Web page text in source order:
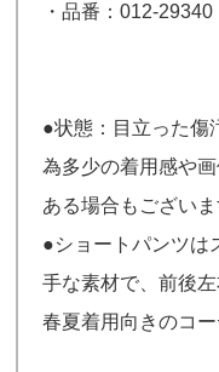
・品番：012-29340
●状態：目立った傷
為多少の着用感や
ある場合もございま
●ショートパンツは
手な素材で、前後
春夏着用向きのコ